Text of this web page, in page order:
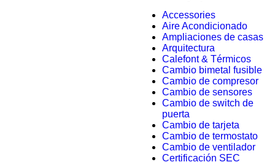
Accessories
Aire Acondicionado
Ampliaciones de casas
Arquitectura
Calefont & Térmicos
Cambio bimetal fusible
Cambio de compresor
Cambio de sensores
Cambio de switch de
puerta
Cambio de tarjeta
Cambio de termostato
Cambio de ventilador
Certificación SEC